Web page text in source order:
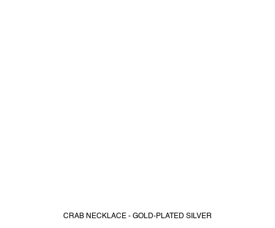
CRAB NECKLACE - GOLD-PLATED SILVER